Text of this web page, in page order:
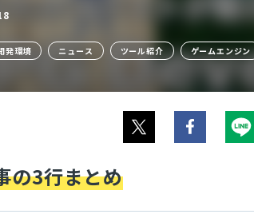
発環境 ニュース ツール紹介 ゲームエンジン
の3行まとめ